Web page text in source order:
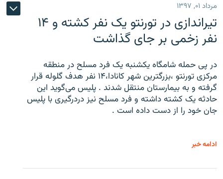
مرداد ۰۱, ۱۳۹۷
تیراندازی در تورنتو یک نفر کشته و ۱۴
نفر زخمی بر جای گذاشت
در پی حمله شامگاه یکشنبه یک فرد مسلح در منطقه
مرکزی تورنتو ،‌بزرگترین شهر کانادا،۱۴ نفر هدف گلوله قرار
گرفته و به بیمارستان منتقل شدند . پلیس می‌گوید این
حادثه یک کشته داشته و فرد مسلح نیز دردرگیری با پلیس
جان خود را از دست داده است .
ادامه خبر